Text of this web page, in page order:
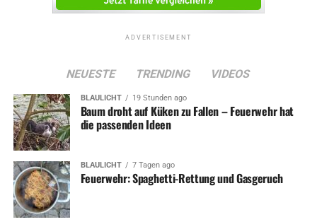
ADVERTISEMENT
NEUESTE TRENDING VIDEOS
BLAULICHT 19 Stunden ago
Baum droht auf Küken zu Fallen – Feuerwehr hat
die passenden Ideen
BLAULICHT 7 Tagen ago
Feuerwehr: Spaghetti-Rettung und Gasgeruch